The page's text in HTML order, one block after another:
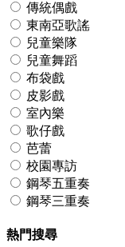
傳統偶戲
東南亞歌謠
兒童樂隊
兒童舞蹈
布袋戲
皮影戲
室內樂
歌仔戲
芭蕾
校園專訪
鋼琴五重奏
鋼琴三重奏
熱門搜尋